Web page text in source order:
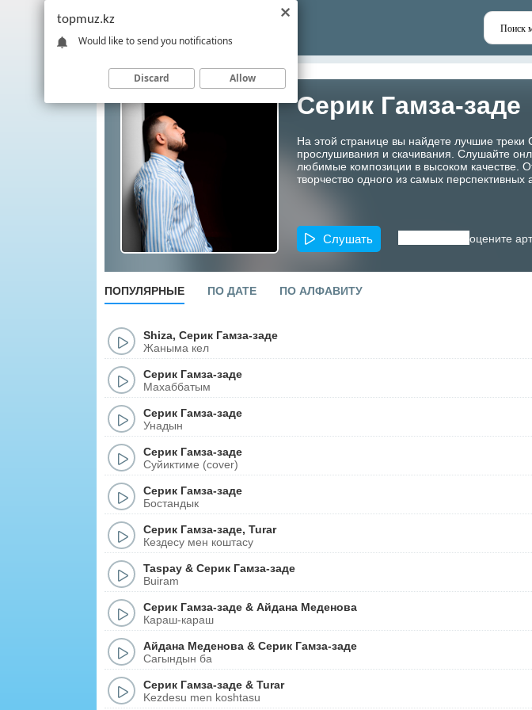
Серик Гамза-заде
На этой странице вы найдете лучшие треки
прослушивания и скачивания. Слушайте
любимые композиции в высоком качестве.
творчество одного из самых перспективных
Слушать оцените
ПОПУЛЯРНЫЕ ПО ДАТЕ ПО АЛФАВИТУ
Shiza, Серик Гамза-заде
Жаныма кел
Серик Гамза-заде
Махаббатым
Серик Гамза-заде
Унадын
Серик Гамза-заде
Суйиктиме (cover)
Серик Гамза-заде
Бостандык
Серик Гамза-заде, Turar
Кездесу мен коштасу
Taspay & Серик Гамза-заде
Buiram
Серик Гамза-заде & Айдана Меденова
Караш-караш
Айдана Меденова & Серик Гамза-заде
Сагындын ба
Серик Гамза-заде & Turar
Kezdesu men koshtasu
topmuz.kz
Would like to send you notifications
Discard Allow